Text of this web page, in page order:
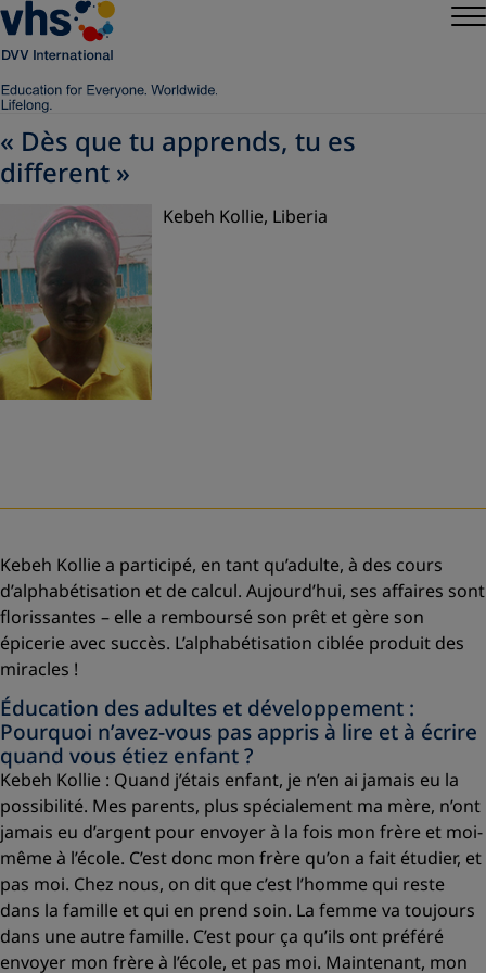
« Dès que tu apprends, tu es
different »
Kebeh Kollie, Liberia
Kebeh Kollie a participé, en tant qu’adulte, à des cours
d’alphabétisation et de calcul. Aujourd’hui, ses affaires sont
florissantes – elle a remboursé son prêt et gère son
épicerie avec succès. L’alphabétisation ciblée produit des
miracles !
Éducation des adultes et développement :
Pourquoi n’avez-vous pas appris à lire et à écrire
quand vous étiez enfant ?
Kebeh Kollie : Quand j’étais enfant, je n’en ai jamais eu la
possibilité. Mes parents, plus spécialement ma mère, n’ont
jamais eu d’argent pour envoyer à la fois mon frère et moi-
même à l’école. C’est donc mon frère qu’on a fait étudier, et
pas moi. Chez nous, on dit que c’est l’homme qui reste
dans la famille et qui en prend soin. La femme va toujours
dans une autre famille. C’est pour ça qu’ils ont préféré
envoyer mon frère à l’école, et pas moi. Maintenant, mon